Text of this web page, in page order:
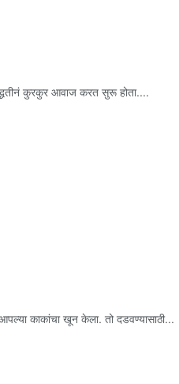
कुरकुर आवाज करत सुरू होता....
काकांचा खून केला. तो दडवण्यासाठी...